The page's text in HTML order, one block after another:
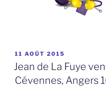
PUBLIÉ
LE
11 AOÛT 2015
Jean de La Fuye
Cévennes, Angers